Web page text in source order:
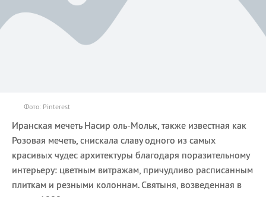
Фото: Pinterest
Иранская мечеть Насир оль-Мольк, также известная как
Розовая мечеть, снискала славу одного из самых
красивых чудес архитектуры благодаря поразительному
интерьеру: цветным витражам, причудливо расписанным
плиткам и резными колоннам. Святыня, возведенная в